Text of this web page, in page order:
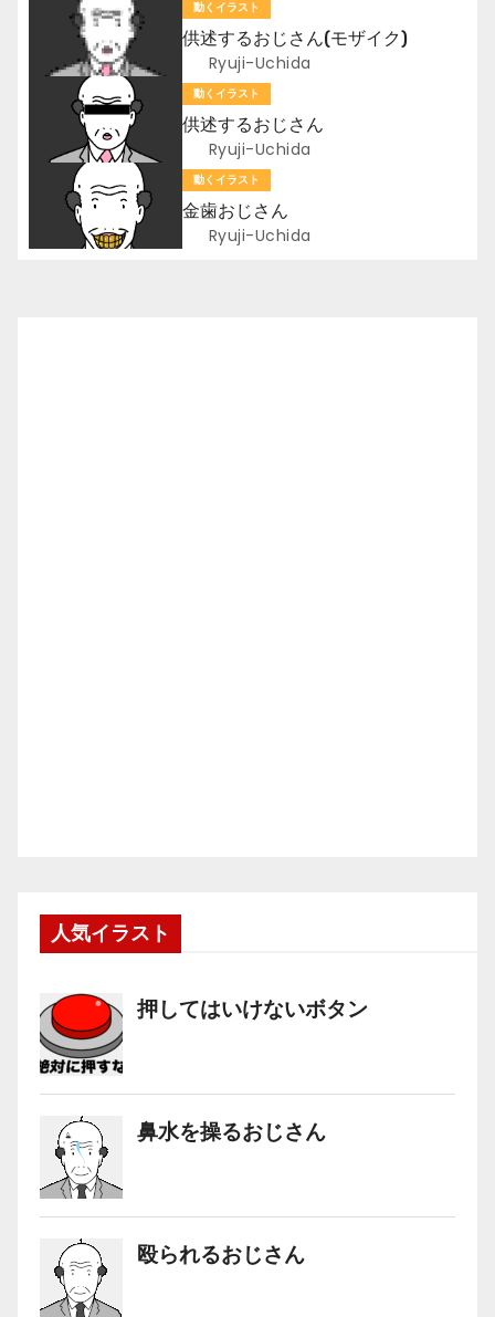
k
ゲ
シ
ョ
ン
動くイラスト
供述するおじさん(モザイク)
Ryuji-Uchida
動くイラスト
供述するおじさん
Ryuji-Uchida
動くイラスト
金歯おじさん
Ryuji-Uchida
人気イラスト